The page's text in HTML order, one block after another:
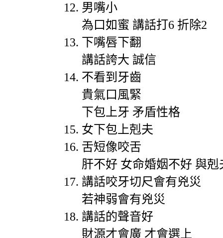
男嘴小
為口如蜜 講話打6 折除2
下嘴唇下翻
講話誇大 誠信
不看到牙齒
貴氣口風緊
下包上牙 矛盾性格
女下包上剋夫
舌短像咬舌
肝不好 女命婚姻不好 與剋
講話咬牙切尺會有兇災
若神弱會有兇災
講話的聲音好
財源才會廣 才會選上